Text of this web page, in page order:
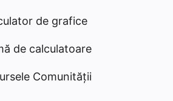
de grafice
de calculatoare
Comunității